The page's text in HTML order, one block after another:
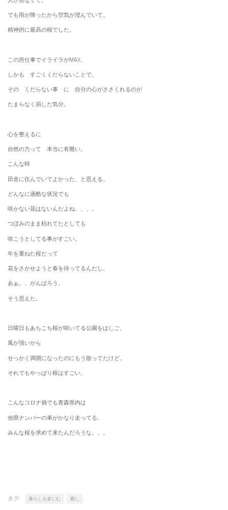
でも雨が降ったから空気が澄んでいて。
精神的に最高の桜でした。
この所仕事でイライラがMAX。
しかも すごくくだらないことで。
その くだらない事 に 自分の心がささくれるのが
たまらなく損した気分。
心を整えるに
自然の力って 本当に有難い。
こんな時
田舎に住んでいてよかった、と思える。
どんなに過酷な状況でも
咲かない花はないんだよね、、、。
つぼみのまま枯れてたとしても
咲こうとしてる事がすごい。
年を重ねた桜だって
花をさかせようと春を待ってるんだし。
あぁ。。がんばろう。
そう思えた。
日曜日もあちこち桜が咲いてる公園をはしご。
風が強いから
せっかく満開になったのにもう散ってたけど。
それでもやっぱり桜はすごい。
こんなコロナ禍でも青森県内は
他県ナンバーの車がかなり走ってる。
みんな桜を求めて来たんだろうな。。。
タグ: 暮らしを楽しむ 癒し